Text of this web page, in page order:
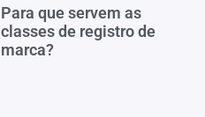
Para que servem as
classes de registro de
marca?